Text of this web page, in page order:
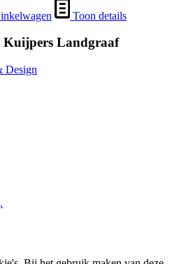
Toon details
Landgraaf
Design